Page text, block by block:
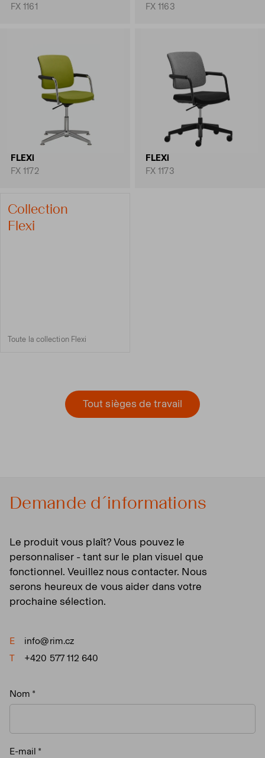
FX 1161
FX 1163
FLEXi
FX 1172
FLEXi
FX 1173
Collection
Flexi
Toute la collection Flexi
Tout sièges de travail
Demande d´informations
Le produit vous plaît? Vous pouvez le
personnaliser - tant sur le plan visuel que
fonctionnel. Veuillez nous contacter. Nous
serons heureux de vous aider dans votre
prochaine sélection.
E
info@rim.cz
T
+420 577 112 640
Nom
E-mail